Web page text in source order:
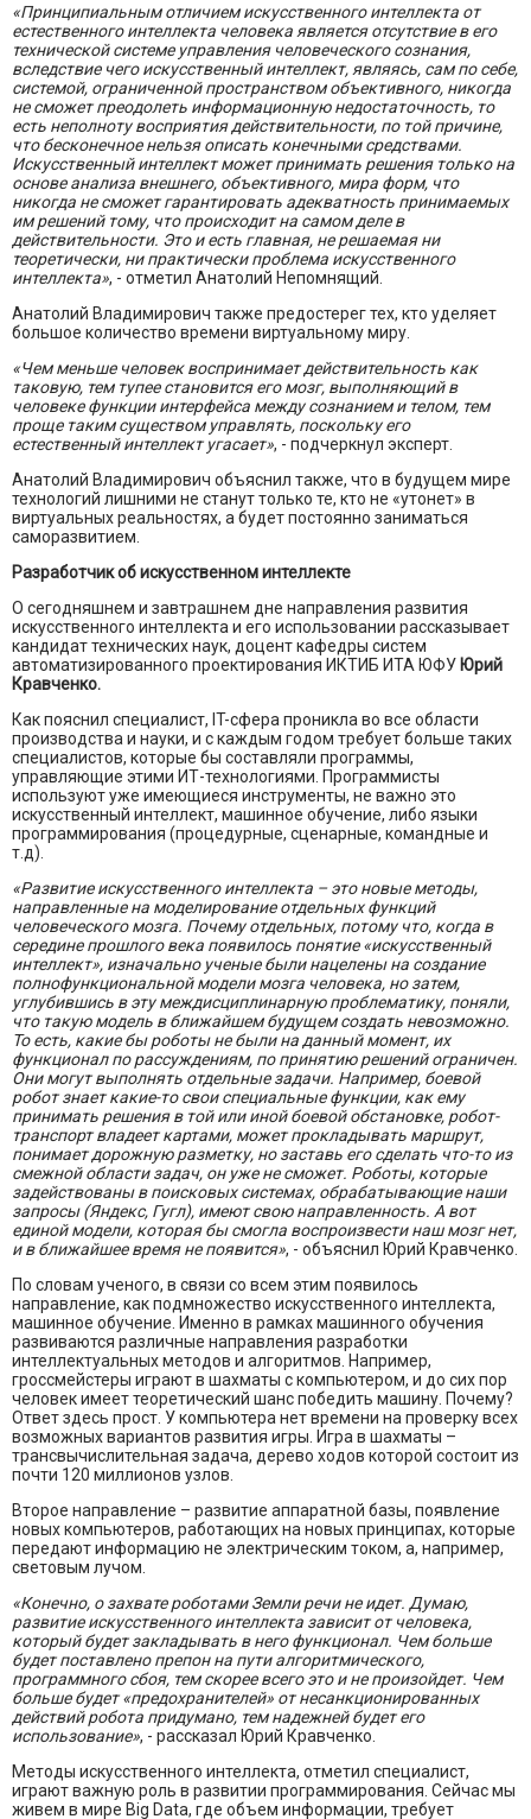
«Принципиальным отличием искусственного интеллекта от
естественного интеллекта человека является отсутствие в его
технической системе управления человеческого сознания,
вследствие чего искусственный интеллект, являясь, сам по себе,
системой, ограниченной пространством объективного, никогда
не сможет преодолеть информационную недостаточность, то
есть неполноту восприятия действительности, по той причине,
что бесконечное нельзя описать конечными средствами.
Искусственный интеллект может принимать решения только на
основе анализа внешнего, объективного, мира форм, что
никогда не сможет гарантировать адекватность принимаемых
им решений тому, что происходит на самом деле в
действительности. Это и есть главная, не решаемая ни
теоретически, ни практически проблема искусственного
интеллекта», - отметил Анатолий Непомнящий.
Анатолий Владимирович также предостерег тех, кто уделяет
большое количество времени виртуальному миру.
«Чем меньше человек воспринимает действительность как
таковую, тем тупее становится его мозг, выполняющий в
человеке функции интерфейса между сознанием и телом, тем
проще таким существом управлять, поскольку его
естественный интеллект угасает», - подчеркнул эксперт.
Анатолий Владимирович объяснил также, что в будущем мире
технологий лишними не станут только те, кто не «утонет» в
виртуальных реальностях, а будет постоянно заниматься
саморазвитием.
Разработчик об искусственном интеллекте
О сегодняшнем и завтрашнем дне направления развития
искусственного интеллекта и его использовании рассказывает
кандидат технических наук, доцент кафедры систем
автоматизированного проектирования ИКТИБ ИТА ЮФУ Юрий
Кравченко.
Как пояснил специалист, IT-сфера проникла во все области
производства и науки, и с каждым годом требует больше таких
специалистов, которые бы составляли программы,
управляющие этими ИТ-технологиями. Программисты
используют уже имеющиеся инструменты, не важно это
искусственный интеллект, машинное обучение, либо языки
программирования (процедурные, сценарные, командные и
т.д).
«Развитие искусственного интеллекта – это новые методы,
направленные на моделирование отдельных функций
человеческого мозга. Почему отдельных, потому что, когда в
середине прошлого века появилось понятие «искусственный
интеллект», изначально ученые были нацелены на создание
полнофункциональной модели мозга человека, но затем,
углубившись в эту междисциплинарную проблематику, поняли,
что такую модель в ближайшем будущем создать невозможно.
То есть, какие бы роботы не были на данный момент, их
функционал по рассуждениям, по принятию решений ограничен.
Они могут выполнять отдельные задачи. Например, боевой
робот знает какие-то свои специальные функции, как ему
принимать решения в той или иной боевой обстановке, робот-
транспорт владеет картами, может прокладывать маршрут,
понимает дорожную разметку, но заставь его сделать что-то из
смежной области задач, он уже не сможет. Роботы, которые
задействованы в поисковых системах, обрабатывающие наши
запросы (Яндекс, Гугл), имеют свою направленность. А вот
единой модели, которая бы смогла воспроизвести наш мозг нет,
и в ближайшее время не появится», - объяснил Юрий Кравченко.
По словам ученого, в связи со всем этим появилось
направление, как подмножество искусственного интеллекта,
машинное обучение. Именно в рамках машинного обучения
развиваются различные направления разработки
интеллектуальных методов и алгоритмов. Например,
гроссмейстеры играют в шахматы с компьютером, и до сих пор
человек имеет теоретический шанс победить машину. Почему?
Ответ здесь прост. У компьютера нет времени на проверку всех
возможных вариантов развития игры. Игра в шахматы –
трансвычислительная задача, дерево ходов которой состоит из
почти 120 миллионов узлов.
Второе направление – развитие аппаратной базы, появление
новых компьютеров, работающих на новых принципах, которые
передают информацию не электрическим током, а, например,
световым лучом.
«Конечно, о захвате роботами Земли речи не идет. Думаю,
развитие искусственного интеллекта зависит от человека,
который будет закладывать в него функционал. Чем больше
будет поставлено препон на пути алгоритмического,
программного сбоя, тем скорее всего это и не произойдет. Чем
больше будет «предохранителей» от несанкционированных
действий робота придумано, тем надежней будет его
использование», - рассказал Юрий Кравченко.
Методы искусственного интеллекта, отметил специалист,
играют важную роль в развитии программирования. Сейчас мы
живем в мире Big Data, где объем информации, требует